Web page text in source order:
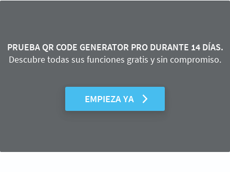
PRUEBA QR CODE GENERATOR PRO DURANTE 14 DÍAS.
Descubre todas sus funciones gratis y sin compromiso.
EMPIEZA YA